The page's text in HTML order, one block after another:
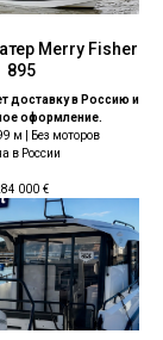
Merry Fisher
895
доставку в Россию и
оформление.
м | Без моторов
в России
000 €